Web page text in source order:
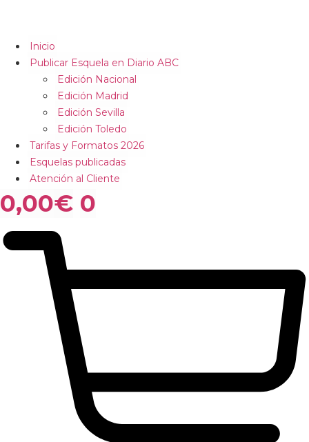
Inicio
Publicar Esquela en Diario ABC
Edición Nacional
Edición Madrid
Edición Sevilla
Edición Toledo
Tarifas y Formatos 2026
Esquelas publicadas
Atención al Cliente
0,00€ 0